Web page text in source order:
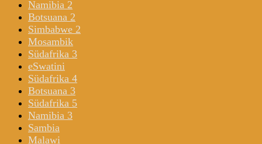
Namibia 2
Botsuana 2
Simbabwe 2
Mosambik
Südafrika 3
eSwatini
Südafrika 4
Botsuana 3
Südafrika 5
Namibia 3
Sambia
Malawi